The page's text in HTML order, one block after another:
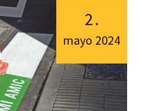
2.
mayo 2024